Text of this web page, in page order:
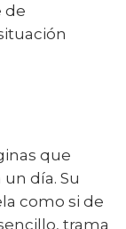
de
que
día. Su
como si de
trama